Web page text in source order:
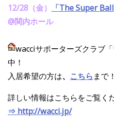
12/28（金）
「The Super Ball
@関内ホール
wacciサポーターズクラブ
中！
入居希望の方は、 こちら まで！
詳しい情報はこちらをご覧く
⇒ http://wacci.jp/